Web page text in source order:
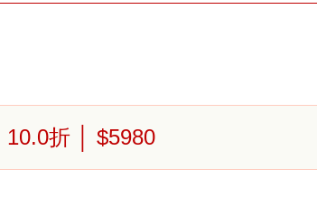
10.0折 │ $5980